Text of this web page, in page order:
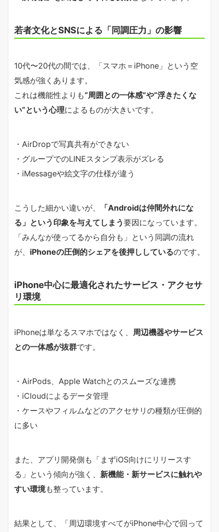
若者文化とSNSによる「同調圧力」の影響
10代〜20代の間では、「スマホ＝iPhone」という空
気感が強くあります。
これは機能性よりも“周囲との一体感”や“浮きたくな
い”という心理によるものが大きいです。
・AirDropで写真共有ができない
・グループでのLINEスタンプ表示がズレる
・iMessageや絵文字の仕様が違う
こうした細かい違いが、
「Androidは仲間外れにな
る」という印象を与えてしまう要因になっています。
「みんなが使ってるから自分も」という同調の流れ
が、 iPhoneの圧倒的シェアを後押ししているのです。
iPhone中心に最適化されたサービス・アクセサ
リ環境
iPhoneは単なるスマホではなく、 周辺機器やサービス
との一体感が抜群です。
・AirPods、Apple Watchとのスムーズな連携
・iCloudによるデータ管理
・ケースやフィルムなどのアクセサリの種類が圧倒的
に多い
また、アプリ開発側も「まずiOS向けにリリースす
る」という傾向が強く、 新機能・新サービスに触れや
すい環境も整っています。
結果として、「周辺環境すべてがiPhone中心で回って